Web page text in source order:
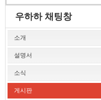
우하하 채팅창
소개
설명서
소식
게시판